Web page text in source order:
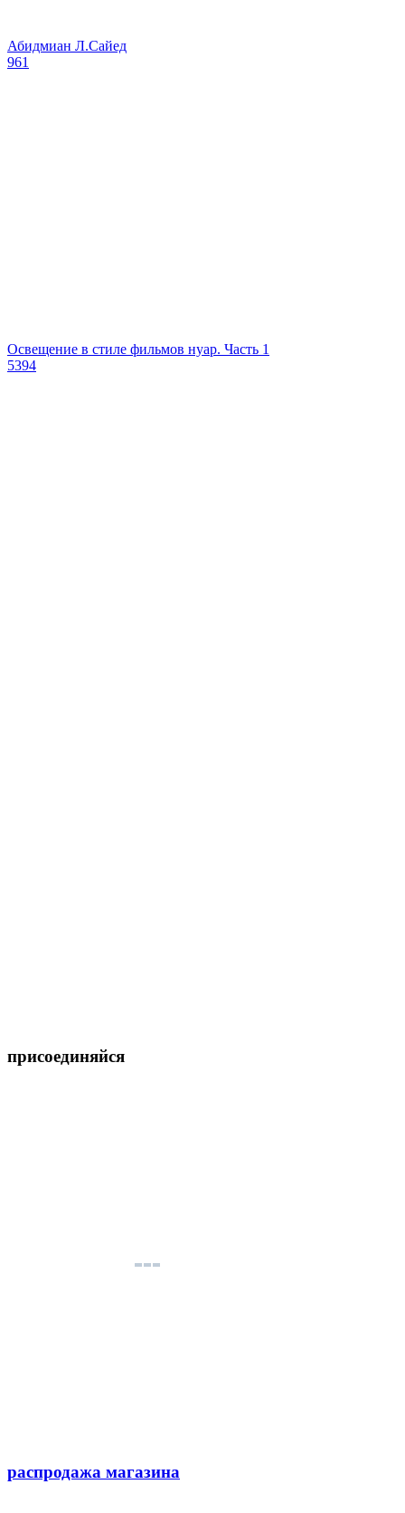
Абидмиан Л.Сайед
961
Освещение в стиле фильмов нуар. Часть 1
5394
присоединяйся
распродажа магазина